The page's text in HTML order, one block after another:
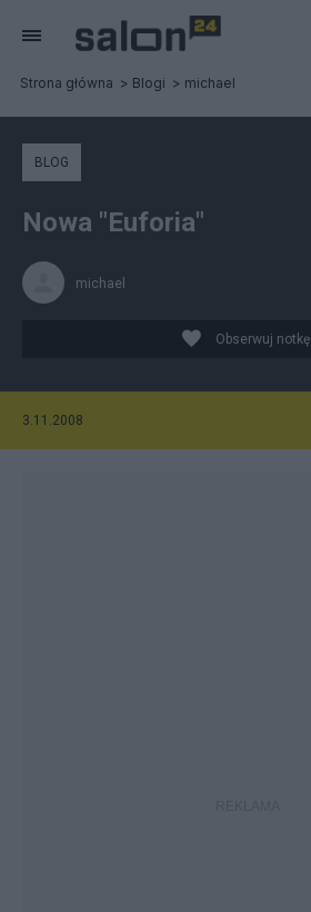
Strona główna Blogi michael
BLOG
Nowa "Euforia"
michael
Obserwuj notkę
3.11.2008